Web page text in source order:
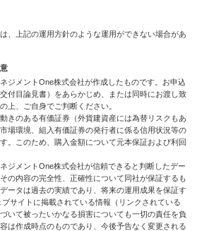
、上記の運用方針のような運用ができない場合があ
ジメントOne株式会社が作成したものです。お申込
付目論見書）をあらかじめ、または同時にお渡し致
上、ご自身でご判断ください。
きのある有価証券（外貨建資産には為替リスクもあ
場環境、組入有価証券の発行者に係る信用状況等の
。このため、購入金額について元本保証および利回
ジメントOne株式会社が信頼できると判断したデー
の内容の完全性、正確性について同社が保証するも
ータは過去の実績であり、将来の運用成果を保証す
サイトに掲載されている情報（リンクされている
いて被ったいかなる損害についても一切の責任を負
は作成時点のものであり、今後予告なく変更される